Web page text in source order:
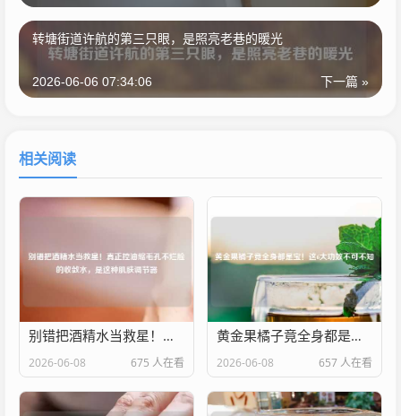
转塘街道许航的第三只眼，是照亮老巷的暖光
下一篇 »
2026-06-06 07:34:06
相关阅读
别错把酒精水当救星！真正控油缩毛孔不烂脸的收敛水，是这种肌肤调节器
2026-06-08 675 人在看
黄金果橘子竟全身都是宝！这6大功效不可不知
2026-06-08 657 人在看